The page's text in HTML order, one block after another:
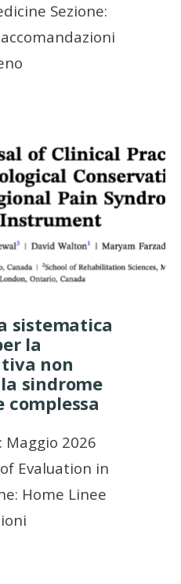
Sezione:
sistematica
la
non
sindrome
complessa
2026
Evaluation in
Home Linee